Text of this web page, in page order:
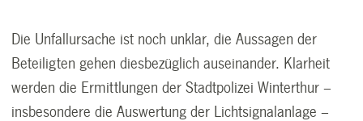
Die Unfallursache ist noch unklar, die Aussagen der
Beteiligten gehen diesbezüglich auseinander. Klarheit
werden die Ermittlungen der Stadtpolizei Winterthur –
insbesondere die Auswertung der Lichtsignalanlage –